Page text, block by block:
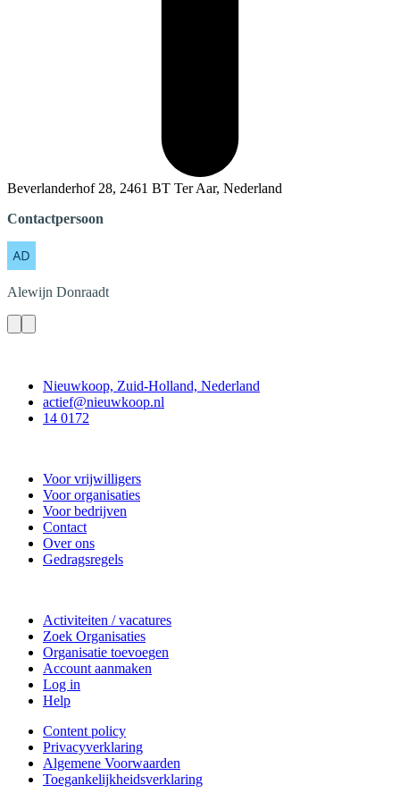
Beverlanderhof 28, 2461 BT Ter Aar, Nederland
Contactpersoon
Alewijn Donraadt
Nieuwkoop, Zuid-Holland, Nederland
actief@nieuwkoop.nl
14 0172
Voor vrijwilligers
Voor organisaties
Voor bedrijven
Contact
Over ons
Gedragsregels
Activiteiten / vacatures
Zoek Organisaties
Organisatie toevoegen
Account aanmaken
Log in
Help
Content policy
Privacyverklaring
Algemene Voorwaarden
Toegankelijkheidsverklaring